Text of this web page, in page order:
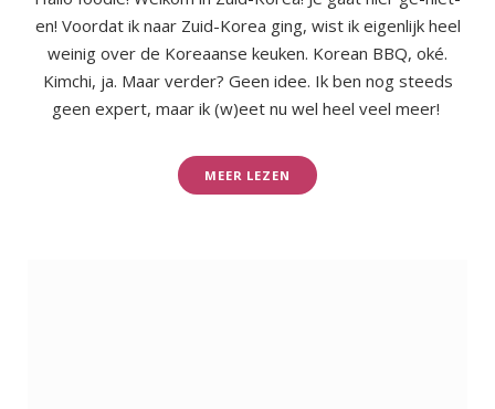
en! Voordat ik naar Zuid-Korea ging, wist ik eigenlijk heel
weinig over de Koreaanse keuken. Korean BBQ, oké.
Kimchi, ja. Maar verder? Geen idee. Ik ben nog steeds
geen expert, maar ik (w)eet nu wel heel veel meer!
MEER LEZEN